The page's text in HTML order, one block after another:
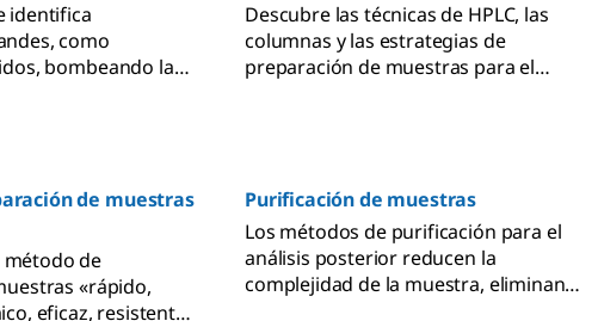
identifica
como
bombeando la
Descubre las técnicas de HPLC, las
columnas y las estrategias de
preparación de muestras para el
de muestras
método de
«rápido,
eficaz, resistente
Purificación de muestras
Los métodos de purificación para el
análisis posterior reducen la
complejidad de la muestra, eliminan